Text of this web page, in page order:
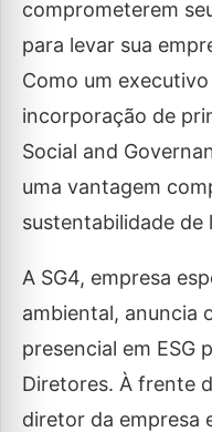
comprometerem
para levar sua
Como um
incorporação de
Social and
uma vantagem
sustentabilidade de
A SG4, empresa
ambiental, anuncia
presencial em ESG
Diretores. À frente
diretor da empresa